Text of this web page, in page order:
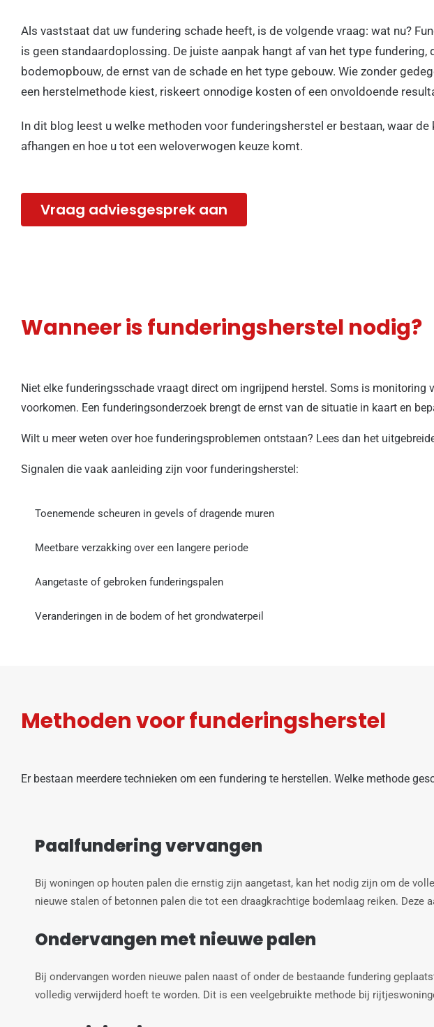
Als vaststaat dat uw fundering schade heeft, is de volgende vraag: wat nu?
is geen standaardoplossing. De juiste aanpak hangt af van het type fundering,
bodemopbouw, de ernst van de schade en het type gebouw. Wie zonder
een herstelmethode kiest, riskeert onnodige kosten of een onvoldoende
In dit blog leest u welke methoden voor funderingsherstel er bestaan, waar de
afhangen en hoe u tot een weloverwogen keuze komt.
Vraag adviesgesprek aan
Wanneer is funderingsherstel nodig?
Niet elke funderingsschade vraagt direct om ingrijpend herstel. Soms is
voorkomen. Een funderingsonderzoek brengt de ernst van de situatie in kaart en
Wilt u meer weten over hoe funderingsproblemen ontstaan? Lees dan het
Signalen die vaak aanleiding zijn voor funderingsherstel:
Toenemende scheuren in gevels of dragende muren
Meetbare verzakking over een langere periode
Aangetaste of gebroken funderingspalen
Veranderingen in de bodem of het grondwaterpeil
Methoden voor funderingsherstel
Er bestaan meerdere technieken om een fundering te herstellen. Welke methode
Paalfundering vervangen
Bij woningen op houten palen die ernstig zijn aangetast, kan het nodig zijn om de
nieuwe stalen of betonnen palen die tot een draagkrachtige bodemlaag reiken.
Ondervangen met nieuwe palen
Bij ondervangen worden nieuwe palen naast of onder de bestaande fundering
volledig verwijderd hoeft te worden. Dit is een veelgebruikte methode bij